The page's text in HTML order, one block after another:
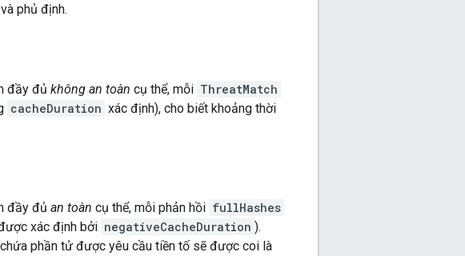
phủ định.
đầy đủ không an toàn cụ thể, mỗi ThreatMatch
cacheDuration xác định), cho biết khoảng thời
đầy đủ an toàn cụ thể, mỗi phản hồi fullHashes
xác định bởi negativeCacheDuration ).
phần tử được yêu cầu tiền tố sẽ được coi là